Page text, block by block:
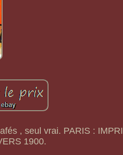
, seul vrai. PARIS :
1900.